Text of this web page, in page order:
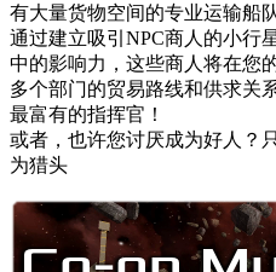
有大量货物空间的专业运输船
通过建立吸引NPC商人的小行
中的影响力，这些商人将在您
多个部门的贸易路线和供求关
最富有的指挥官！
或者，也许您讨厌成为好人？
为猎头